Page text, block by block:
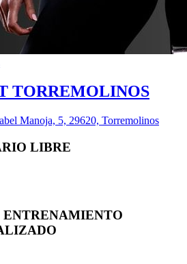
TORREMOLINOS
Manoja, 5, 29620, Torremolinos
LIBRE
ENTRENAMIENTO